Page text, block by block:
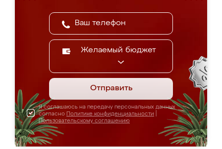
Желаемый бюджет
Отправить
Я соглашаюсь на передачу персональных данных
согласно Политике конфиденциальности
Пользовательскому соглашению